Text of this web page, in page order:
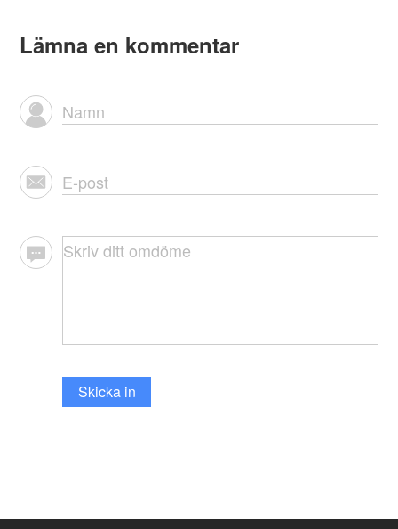
Lämna en kommentar
Skicka in